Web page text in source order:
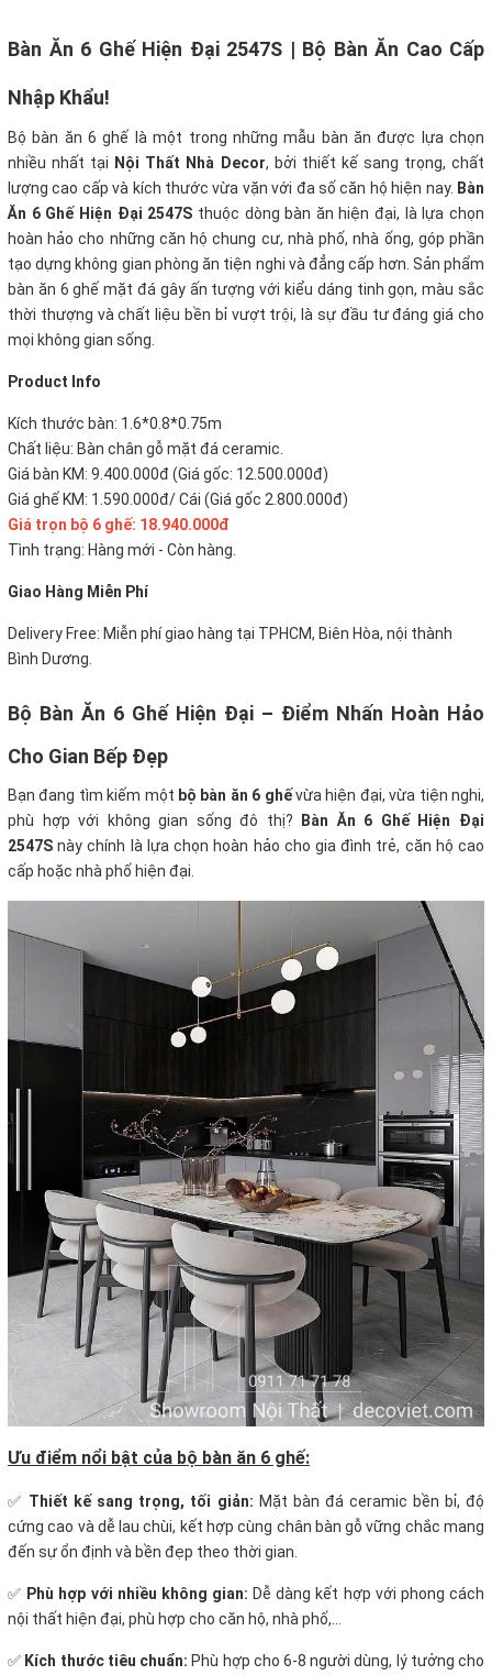
Bàn Ăn 6 Ghế Hiện Đại 2547S | Bộ Bàn Ăn Cao Cấp
Nhập Khẩu!
Bộ bàn ăn 6 ghế là một trong những mẫu bàn ăn được lựa chọn
nhiều nhất tại Nội Thất Nhà Decor, bởi thiết kế sang trọng, chất
lượng cao cấp và kích thước vừa vặn với đa số căn hộ hiện nay. Bàn
Ăn 6 Ghế Hiện Đại 2547S thuộc dòng bàn ăn hiện đại, là lựa chọn
hoàn hảo cho những căn hộ chung cư, nhà phố, nhà ống, góp phần
tạo dựng không gian phòng ăn tiện nghi và đẳng cấp hơn. Sản phẩm
bàn ăn 6 ghế mặt đá gây ấn tượng với kiểu dáng tinh gọn, màu sắc
thời thượng và chất liệu bền bỉ vượt trội, là sự đầu tư đáng giá cho
mọi không gian sống.
Product Info
Kích thước bàn: 1.6*0.8*0.75m
Chất liệu: Bàn chân gỗ mặt đá ceramic.
Giá bàn KM: 9.400.000đ (Giá gốc: 12.500.000đ)
Giá ghế KM: 1.590.000đ/ Cái (Giá gốc 2.800.000đ)
Giá trọn bộ 6 ghế: 18.940.000đ
Tình trạng: Hàng mới - Còn hàng.
Giao Hàng Miễn Phí
Delivery Free: Miễn phí giao hàng tại TPHCM, Biên Hòa, nội thành
Bình Dương.
Bộ Bàn Ăn 6 Ghế Hiện Đại – Điểm Nhấn Hoàn Hảo
Cho Gian Bếp Đẹp
Bạn đang tìm kiếm một bộ bàn ăn 6 ghếvừa hiện đại, vừa tiện nghi,
phù hợp với không gian sống đô thị?
Bàn Ăn 6 Ghế Hiện Đại
2547S này chính là lựa chọn hoàn hảo cho gia đình trẻ, căn hộ cao
cấp hoặc nhà phố hiện đại.
Ưu điểm nổi bật của bộ bàn ăn 6 ghế:
✅ Thiết kế sang trọng, tối giản: Mặt bàn đá ceramic bền bỉ, độ
cứng cao và dễ lau chùi, kết hợp cùng chân bàn gỗ vững chắc mang
đến sự ổn định và bền đẹp theo thời gian.
✅ Phù hợp với nhiều không gian: Dễ dàng kết hợp với phong cách
nội thất hiện đại, phù hợp cho căn hộ, nhà phố,...
✅ Kích thước tiêu chuẩn: Phù hợp cho 6-8 người dùng, lý tưởng cho